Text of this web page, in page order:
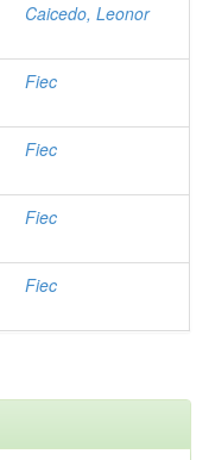
Caicedo, Leonor
Fiec
Fiec
Fiec
Fiec